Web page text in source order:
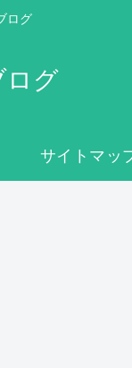
ログ
ログ
サイトマッ